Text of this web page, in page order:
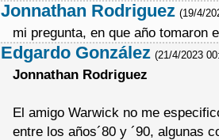
Jonnathan Rodriguez (19/4/
mi pregunta, en que año tomaron
Edgardo González (21/4/2023
Jonnathan Rodriguez
El amigo Warwick no me
entre los años´80 y ´90, algunas